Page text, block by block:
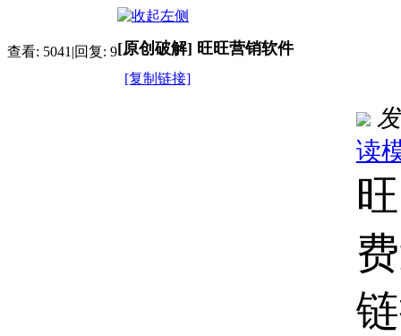
查看: 5041 回复: 9[原创破解] 旺旺营销软件
[复制链接]
读